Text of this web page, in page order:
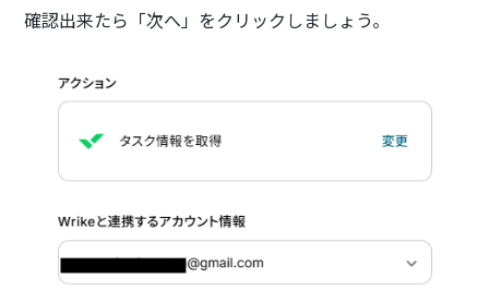
確認出来たら「次へ」をクリックしましょう。